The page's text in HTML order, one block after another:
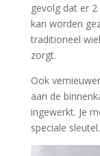
gevolg dat er
kan worden
traditioneel
zorgt.
Ook
aan de
ingewerkt. Je
speciale sleutel.